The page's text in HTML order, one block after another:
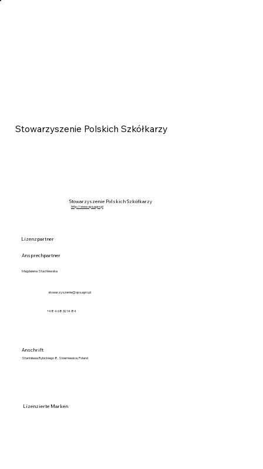
Stowarzyszenie Polskich Szkółkarzy
Lizenzpartner
Stowarzyszenie Polskich Szkółkarzy
http://www.sps.agro.pl
Lizenzierte Marken
Ansprechpartner
Magdalena Stachlewska
stowarzyszenie@sps.agro.pl
+48 4 68 32 14 84
Anschrift
Stanisława Rybickiego 8, Skierniewice, Poland